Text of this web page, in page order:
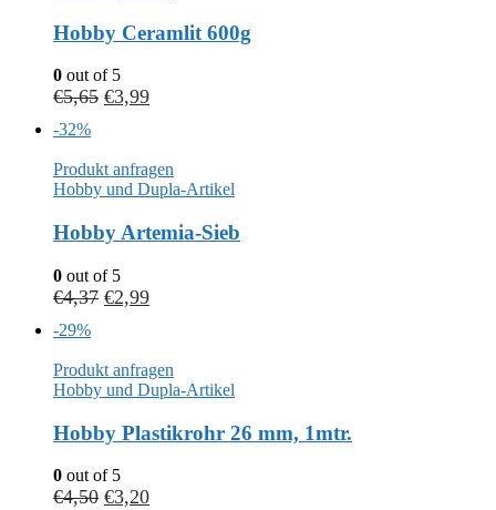
Hobby Ceramlit 600g
0 out of 5
€5,65 €3,99
-32%
Produkt anfragen
Hobby und Dupla-Artikel
Hobby Artemia-Sieb
0 out of 5
€4,37 €2,99
-29%
Produkt anfragen
Hobby und Dupla-Artikel
Hobby Plastikrohr 26 mm, 1mtr.
0 out of 5
€4,50 €3,20